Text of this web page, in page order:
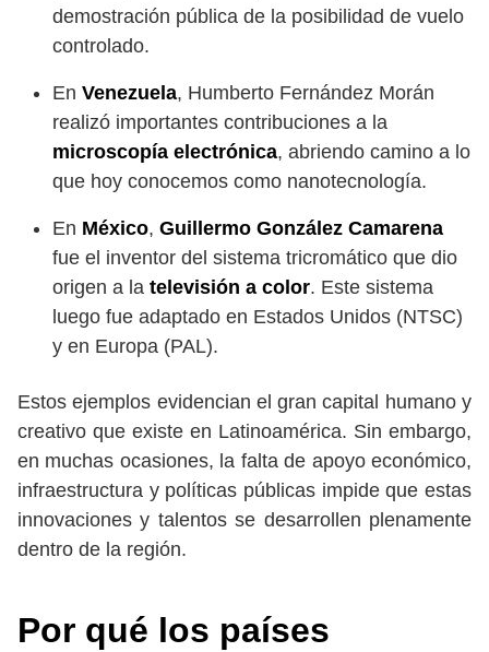
demostración pública de la posibilidad de vuelo
controlado.
En Venezuela, Humberto Fernández Morán
realizó importantes contribuciones a la
microscopía electrónica, abriendo camino a lo
que hoy conocemos como nanotecnología.
En México, Guillermo González Camarena
fue el inventor del sistema tricromático que dio
origen a la televisión a color. Este sistema
luego fue adaptado en Estados Unidos (NTSC)
y en Europa (PAL).
Estos ejemplos evidencian el gran capital humano y
creativo que existe en Latinoamérica. Sin embargo,
en muchas ocasiones, la falta de apoyo económico,
infraestructura y políticas públicas impide que estas
innovaciones y talentos se desarrollen plenamente
dentro de la región.
Por qué los países